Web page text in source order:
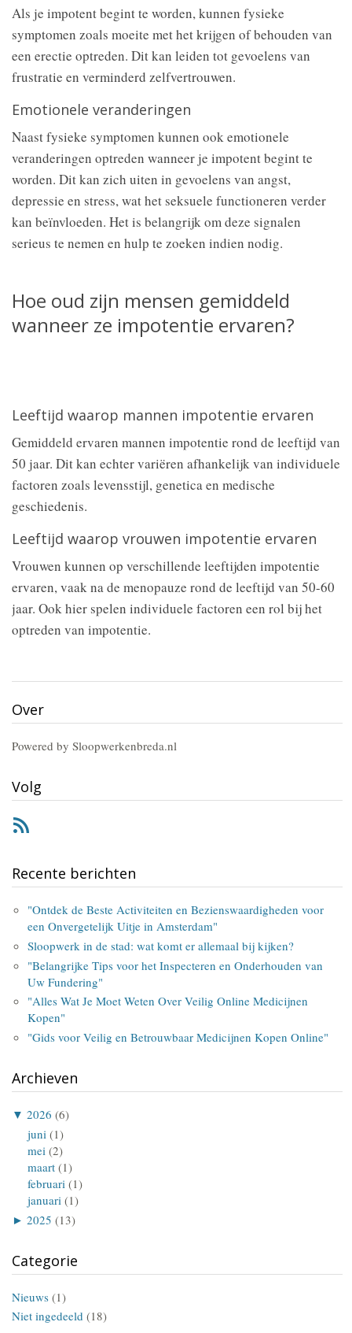
Als je impotent begint te worden, kunnen fysieke
symptomen zoals moeite met het krijgen of behouden van
een erectie optreden. Dit kan leiden tot gevoelens van
frustratie en verminderd zelfvertrouwen.
Emotionele veranderingen
Naast fysieke symptomen kunnen ook emotionele
veranderingen optreden wanneer je impotent begint te
worden. Dit kan zich uiten in gevoelens van angst,
depressie en stress, wat het seksuele functioneren verder
kan beïnvloeden. Het is belangrijk om deze signalen
serieus te nemen en hulp te zoeken indien nodig.
Hoe oud zijn mensen gemiddeld
wanneer ze impotentie ervaren?
Leeftijd waarop mannen impotentie ervaren
Gemiddeld ervaren mannen impotentie rond de leeftijd van
50 jaar. Dit kan echter variëren afhankelijk van individuele
factoren zoals levensstijl, genetica en medische
geschiedenis.
Leeftijd waarop vrouwen impotentie ervaren
Vrouwen kunnen op verschillende leeftijden impotentie
ervaren, vaak na de menopauze rond de leeftijd van 50-60
jaar. Ook hier spelen individuele factoren een rol bij het
optreden van impotentie.
Over
Powered by Sloopwerkenbreda.nl
Volg
Recente berichten
"Ontdek de Beste Activiteiten en Bezienswaardigheden voor
een Onvergetelijk Uitje in Amsterdam"
Sloopwerk in de stad: wat komt er allemaal bij kijken?
"Belangrijke Tips voor het Inspecteren en Onderhouden van
Uw Fundering"
"Alles Wat Je Moet Weten Over Veilig Online Medicijnen
Kopen"
"Gids voor Veilig en Betrouwbaar Medicijnen Kopen Online"
Archieven
▼ 2026 (6)
juni (1)
mei (2)
maart (1)
februari (1)
januari (1)
► 2025 (13)
Categorie
Nieuws (1)
Niet ingedeeld (18)